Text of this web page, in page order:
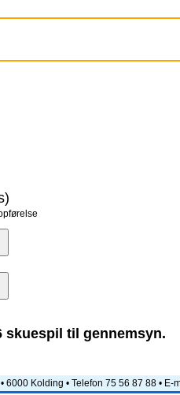
skuespil til gennemsyn.
6000 Kolding • Telefon 75 56 87 88 • E-